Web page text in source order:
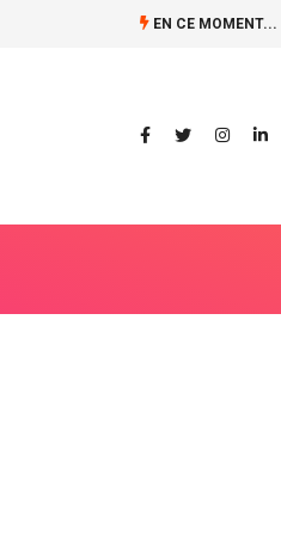
EN CE MOMENT...